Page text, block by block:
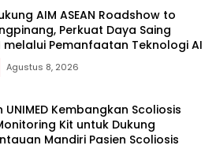
AIM ASEAN Roadshow to
Perkuat Daya Saing
melalui Pemanfaatan Teknologi AI
Agustus 8, 2026
UNIMED Kembangkan Scoliosis
Kit untuk Dukung
Mandiri Pasien Scoliosis